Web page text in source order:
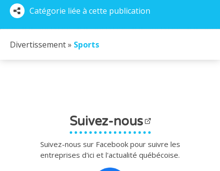
Catégorie liée à cette publication
Divertissement » Sports
Suivez-nous
Suivez-nous sur Facebook pour suivre les
entreprises d'ici et l'actualité québécoise.